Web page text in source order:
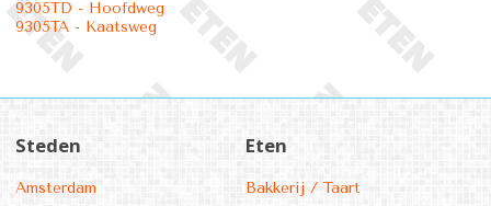
9305TD - Hoofdweg
9305TA - Kaatsweg
Steden
Amsterdam
Eten
Bakkerij / Taart